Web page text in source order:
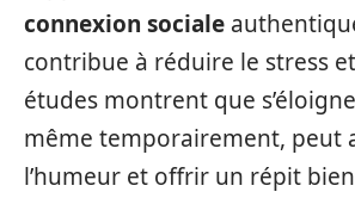
connexion sociale
contribue à réduire le stress et
études montrent que
même temporairement, peut
l’humeur et offrir un répit